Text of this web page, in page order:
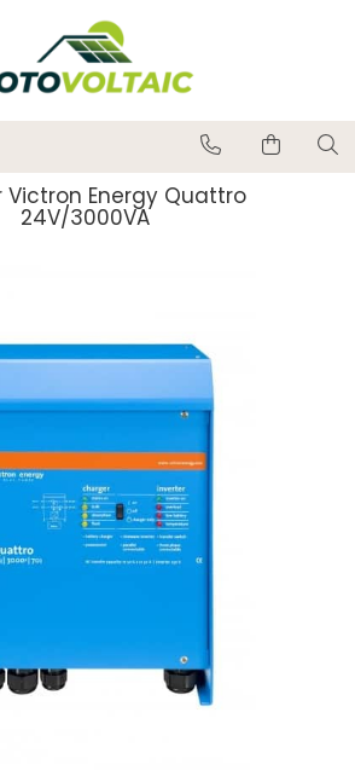
Victron Energy Quattro
24V/3000VA